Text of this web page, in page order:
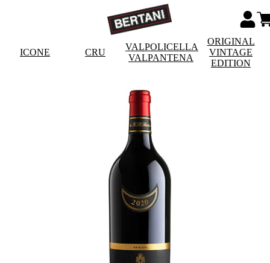
ICONE CRU
VALPOLICELLA
VALPANTENA
ORIGINAL
VINTAGE
EDITION